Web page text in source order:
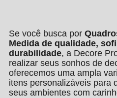
Se você busca por
Medida de qualidade,
durabilidade, a Decore
realizar seus sonhos de
oferecemos uma ampla
itens personalizáveis para
seus ambientes com